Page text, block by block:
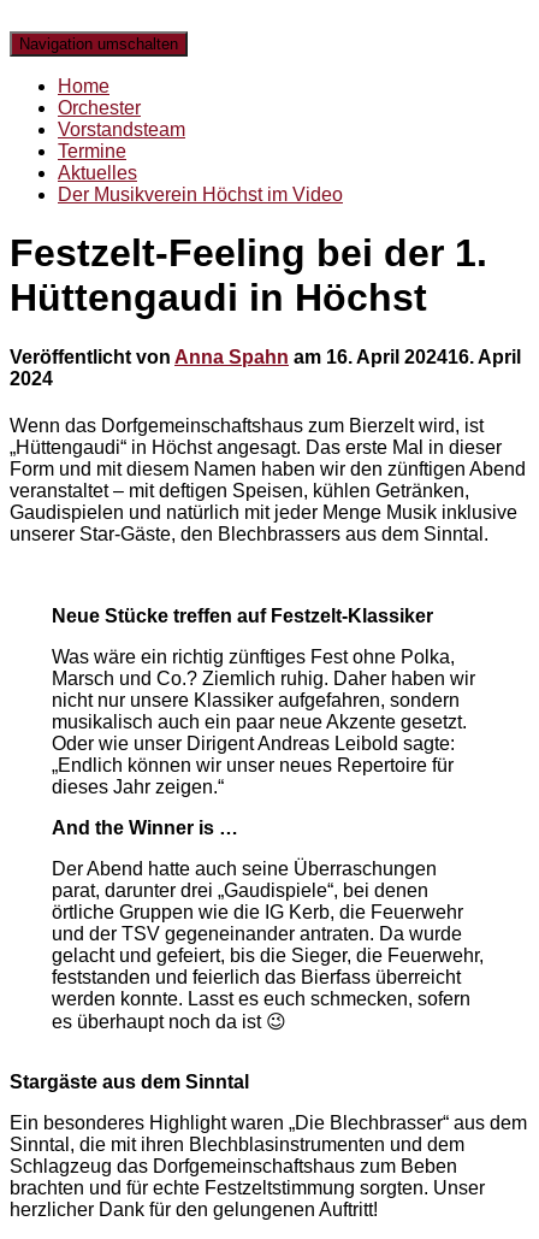
Navigation umschalten
Home
Orchester
Vorstandsteam
Termine
Aktuelles
Der Musikverein Höchst im Video
Festzelt-Feeling bei der 1.
Hüttengaudi in Höchst
Veröffentlicht von Anna Spahn am 16. April 202416. April
2024
Wenn das Dorfgemeinschaftshaus zum Bierzelt wird, ist
„Hüttengaudi“ in Höchst angesagt. Das erste Mal in dieser
Form und mit diesem Namen haben wir den zünftigen Abend
veranstaltet – mit deftigen Speisen, kühlen Getränken,
Gaudispielen und natürlich mit jeder Menge Musik inklusive
unserer Star-Gäste, den Blechbrassers aus dem Sinntal.
Neue Stücke treffen auf Festzelt-Klassiker
Was wäre ein richtig zünftiges Fest ohne Polka,
Marsch und Co.? Ziemlich ruhig. Daher haben wir
nicht nur unsere Klassiker aufgefahren, sondern
musikalisch auch ein paar neue Akzente gesetzt.
Oder wie unser Dirigent Andreas Leibold sagte:
„Endlich können wir unser neues Repertoire für
dieses Jahr zeigen.“
And the Winner is …
Der Abend hatte auch seine Überraschungen
parat, darunter drei „Gaudispiele“, bei denen
örtliche Gruppen wie die IG Kerb, die Feuerwehr
und der TSV gegeneinander antraten. Da wurde
gelacht und gefeiert, bis die Sieger, die Feuerwehr,
feststanden und feierlich das Bierfass überreicht
werden konnte. Lasst es euch schmecken, sofern
es überhaupt noch da ist 😉
Stargäste aus dem Sinntal
Ein besonderes Highlight waren „Die Blechbrasser“ aus dem
Sinntal, die mit ihren Blechblasinstrumenten und dem
Schlagzeug das Dorfgemeinschaftshaus zum Beben
brachten und für echte Festzeltstimmung sorgten. Unser
herzlicher Dank für den gelungenen Auftritt!